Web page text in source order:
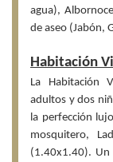
agua),
de aseo (Jabón,
Habitación
La Habitación
adultos y dos
la perfección
mosquitero,
(1.40x1.40). Un